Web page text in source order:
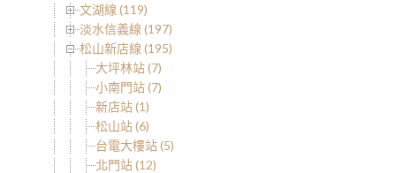
文湖線 (119)
淡水信義線 (197)
松山新店線 (195)
大坪林站 (7)
小南門站 (7)
新店站 (1)
松山站 (6)
台電大樓站 (5)
北門站 (12)